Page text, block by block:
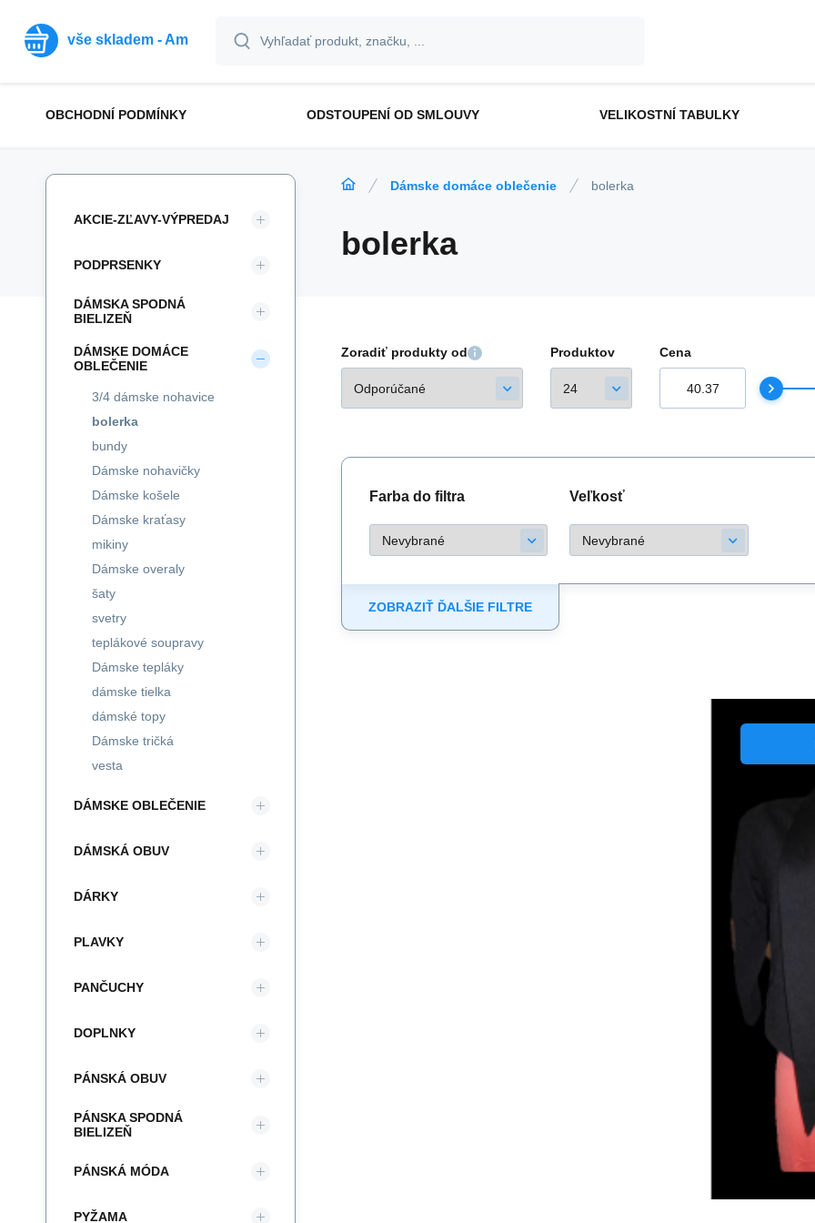
vše skladem - Am
OBCHODNÍ PODMÍNKY ODSTOUPENÍ OD SMLOUVY VELIKOSTNÍ TABULKY
Dámske domáce oblečenie bolerka
bolerka
Zoradiť produkty od Produktov Cena
Farba do filtra Veľkosť
ZOBRAZIŤ ĎALŠIE FILTRE
AKCIE-ZĽAVY-VÝPREDAJ
PODPRSENKY
DÁMSKA SPODNÁ
BIELIZEŇ
DÁMSKE DOMÁCE
OBLEČENIE
3/4 dámske nohavice
bolerka
bundy
Dámske nohavičky
Dámske košele
Dámske kraťasy
mikiny
Dámske overaly
šaty
svetry
teplákové soupravy
Dámske tepláky
dámske tielka
dámské topy
Dámske tričká
vesta
DÁMSKE OBLEČENIE
DÁMSKÁ OBUV
DÁRKY
PLAVKY
PANČUCHY
DOPLNKY
PÁNSKÁ OBUV
PÁNSKA SPODNÁ
BIELIZEŇ
PÁNSKÁ MÓDA
PYŽAMA